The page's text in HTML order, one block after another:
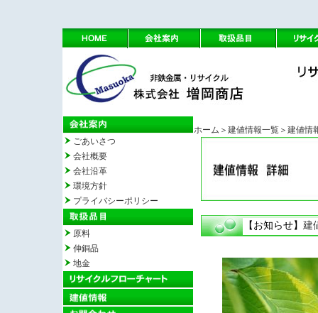
ごあいさつ
会社概要
会社沿革
環境方針
プライバシーポリシー
原料
伸銅品
地金
ホーム ＞建値情報一覧＞建値情
【お知らせ】 建